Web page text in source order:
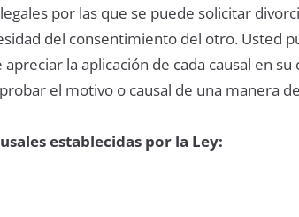
por las que se puede solicitar
del consentimiento del otro. Usted
la aplicación de cada causal en su
el motivo o causal de una manera
establecidas por la Ley: